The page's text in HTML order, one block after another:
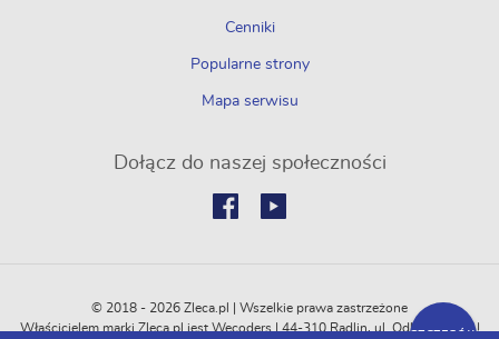
SZCZEGÓŁY
Cenniki
Popularne strony
Mapa serwisu
Dołącz do naszej społeczności
© 2018 - 2026 Zleca.pl | Wszelkie prawa zastrzeżone
Właścicielem marki Zleca.pl jest Wecoders | 44-310 Radlin, ul. Odległa 114C |